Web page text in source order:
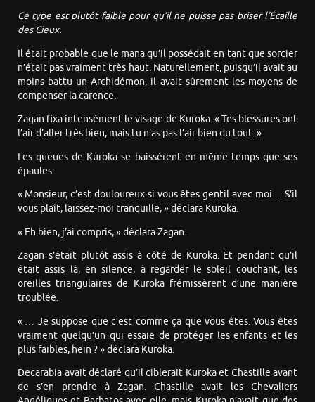
Ce type est plutôt faible pour qu’il ne puisse pas briser l’Écaille
des Cieux.
Il était probable que le mana qu’il possédait en tant que sorcier
n’était pas vraiment très haut. Naturellement, puisqu’il avait au
moins battu un Archidémon, il avait sûrement les moyens de
compenser la carence.
Zagan fixa intensément le visage de Kuroka. « Tes blessures ont
l’air d’aller très bien, mais tu n’as pas l’air bien du tout. »
Les queues de Kuroka se baissèrent en même temps que ses
épaules.
« Monsieur, c’est douloureux si vous êtes gentil avec moi… S’il
vous plaît, laissez-moi tranquille, » déclara Kuroka.
« Eh bien, j’ai compris, » déclara Zagan.
Zagan s’était plutôt assis à côté de Kuroka. Et pendant qu’il
était assis là, en silence, à regarder le soleil couchant, les
oreilles triangulaires de Kuroka frémissèrent d’une manière
troublée.
« … Je suppose que c’est comme ça que vous êtes. Vous êtes
vraiment quelqu’un qui essaie de protéger les enfants et les
plus faibles, hein ? » déclara Kuroka.
Decarabia avait déclaré qu’il ciblerait Kuroka et Chastille avant
de s’en prendre à Zagan. Chastille avait les Chevaliers